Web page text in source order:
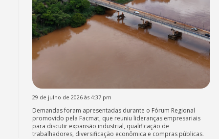
29 de julho de 2026 às 4:37 pm
Demandas foram apresentadas durante o Fórum Regional
promovido pela Facmat, que reuniu lideranças empresariais
para discutir expansão industrial, qualificação de
trabalhadores, diversificação econômica e compras públicas.